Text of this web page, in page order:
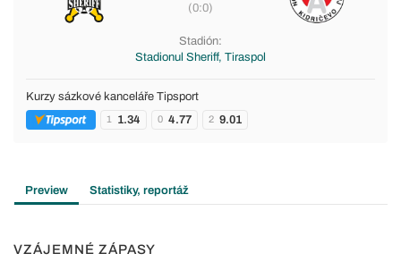
(0:0)
Stadión:
Stadionul Sheriff, Tiraspol
Kurzy sázkové kanceláře Tipsport
1 1.34 0 4.77 2 9.01
Preview Statistiky, reportáž
VZÁJEMNÉ ZÁPASY